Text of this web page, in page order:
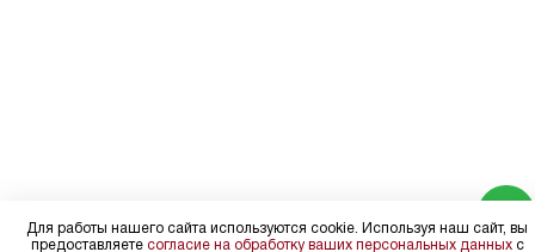
Для работы нашего сайта используются cookie. Используя наш сайт, вы
предоставляете согласие на обработку ваших персональных данныхс